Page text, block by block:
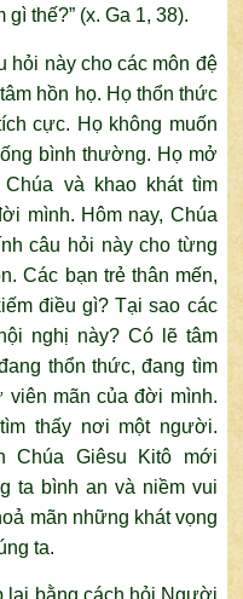
gì thế?” (x. Ga 1, 38).
hỏi này cho các môn đệ
hồn họ. Họ thổn thức
cực. Họ không muốn
bình thường. Họ mở
và khao khát tìm
mình. Hôm nay, Chúa
câu hỏi này cho từng
Các bạn trẻ thân mến,
điều gì? Tại sao các
nghị này? Có lẽ tâm
thổn thức, đang tìm
viên mãn của đời mình.
thấy nơi một người.
Chúa Giêsu Kitô mới
ta bình an và niềm vui
mãn những khát vọng
ta.
lại bằng cách hỏi Người